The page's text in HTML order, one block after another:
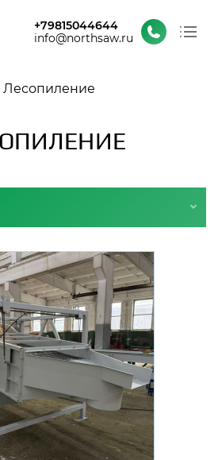
+79815044644
info@northsaw.ru
Лесопиление